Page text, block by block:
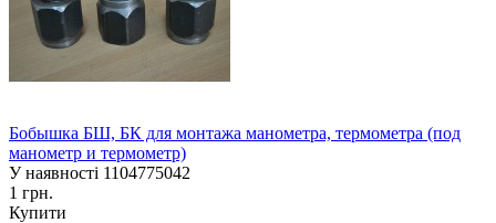
Бобышка БШ, БК для монтажа манометра, термометра (под
манометр и термометр)
У наявності 1104775042
1 грн.
Купити